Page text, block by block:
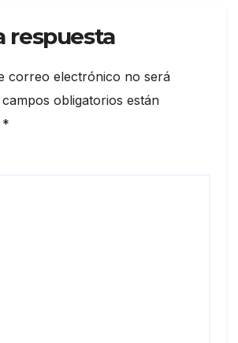
respuesta
correo electrónico no será
campos obligatorios están
*